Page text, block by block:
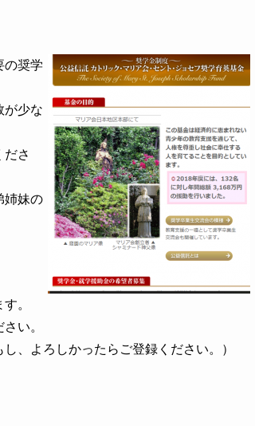
の奨学
が少な
ださ
姉妹の
。
い。
、よろしかったらご登録ください。）